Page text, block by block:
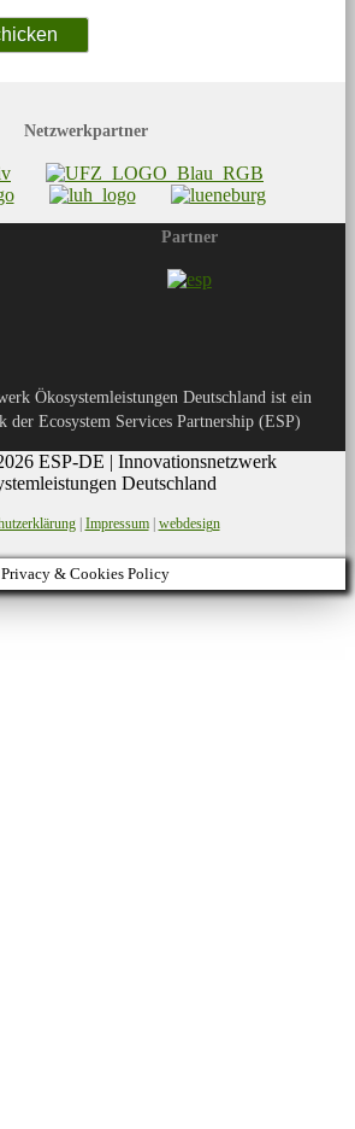
Netzwerkpartner
Partner
Ökosystemleistungen Deutschland ist ein
der Ecosystem Services Partnership (ESP)
ESP-DE | Innovationsnetzwerk
Deutschland
| Impressum| webdesign
Privacy & Cookies Policy